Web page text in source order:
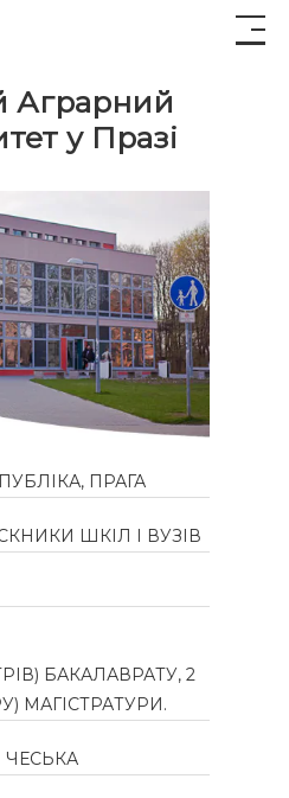
Аграрний
у Празі
ПРАГА
ШКІЛ І ВУЗІВ
БАКАЛАВРАТУ, 2
МАГІСТРАТУРИ.
ЧЕСЬКА